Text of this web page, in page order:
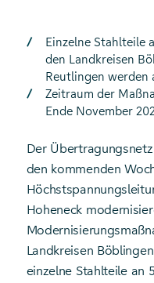
Einzelne Stahlteile
den Landkreisen
Reutlingen werden
Zeitraum der
Ende November
Der
den kommenden
Hoheneck
Landkreisen
einzelne Stahlteile an